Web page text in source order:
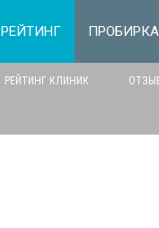
РЕЙТИНГ
РЕЙТИНГ КЛИНИК